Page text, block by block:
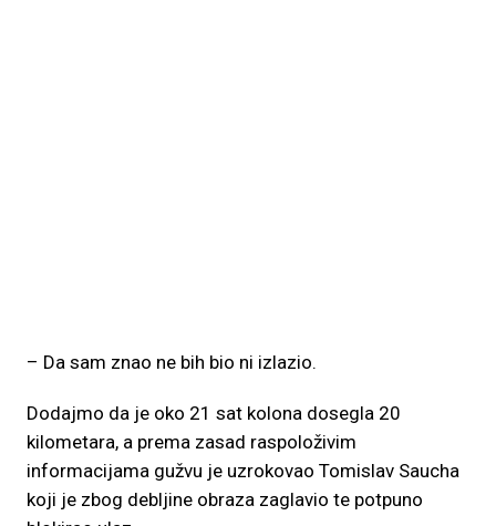
– Da sam znao ne bih bio ni izlazio.
Dodajmo da je oko 21 sat kolona dosegla 20
kilometara, a prema zasad raspoloživim
informacijama gužvu je uzrokovao Tomislav Saucha
koji je zbog debljine obraza zaglavio te potpuno